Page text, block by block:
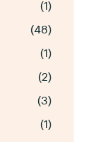
(1)
(48)
(1)
(2)
(3)
(1)